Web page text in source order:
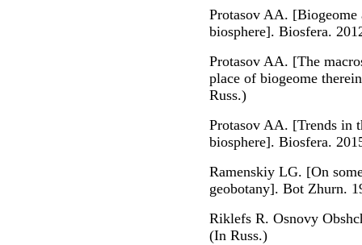
Protasov AA.
biosphere]. Biosfera.
Protasov AA. [The
place of biogeome
Russ.)
Protasov AA. [Trends in
biosphere]. Biosfera.
Ramenskiy LG. [On
geobotany]. Bot Zhurn.
Riklefs R. Osnovy
(In Russ.)